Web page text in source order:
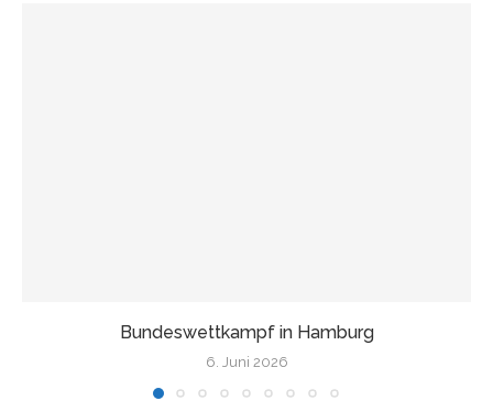
Bundeswettkampf in Hamburg
6. Juni 2026